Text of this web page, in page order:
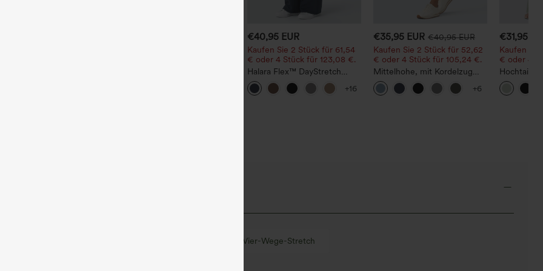
€40,95 EUR
Kaufen Sie 2 Stück für 61,54
€ oder 4 Stück für 123,08 €.
Halara Flex™ DayStretch
Hose mit mittlerer Bundhöhe,
seitlicher
+16
€35,95 EUR €40,95 EUR
Kaufen Sie 2 Stück für 52,62
€ oder 4 Stück für 105,24 €.
Mittelhohe, mit Kordelzug
versehene,
schnelltrocknende Golfhose
+6
€31,95
Kaufen
€ oder 4
Kordelzug
weitem
Vier-Wege-Stretch